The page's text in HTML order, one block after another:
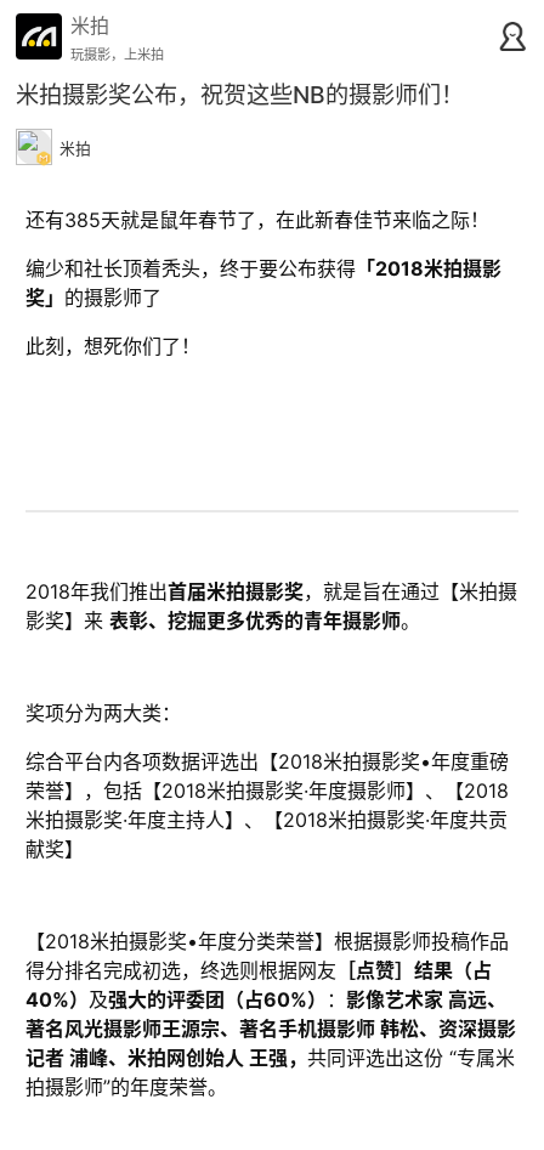
米拍
玩摄影，上米拍
米拍摄影奖公布，祝贺这些NB的摄影师们！
米拍
还有385天就是鼠年春节了，在此新春佳节来临之际！
编少和社长顶着秃头，终于要公布获得「2018米拍摄影
奖」 的摄影师了
此刻，想死你们了！
2018年我们推出首届米拍摄影奖，就是旨在通过【米拍摄
影奖】来 表彰、挖掘更多优秀的青年摄影师。
奖项分为两大类：
综合平台内各项数据评选出【2018米拍摄影奖•年度重磅
荣誉】，包括【2018米拍摄影奖·年度摄影师】、【2018
米拍摄影奖·年度主持人】、【2018米拍摄影奖·年度共贡
献奖】
【2018米拍摄影奖•年度分类荣誉】根据摄影师投稿作品
得分排名完成初选，终选则根据网友 ［点赞］结果（占
40%） 及强大的评委团（占60%） ： 影像艺术家 高远、
著名风光摄影师王源宗、 著名手机摄影师 韩松、 资深摄影
记者 浦峰、 米拍网创始人 王强， 共同评选出这份 “专属米
拍摄影师”的年度荣誉。